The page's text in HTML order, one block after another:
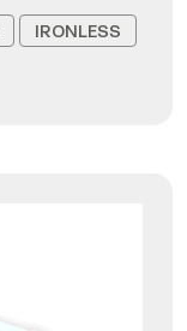
IRONLESS